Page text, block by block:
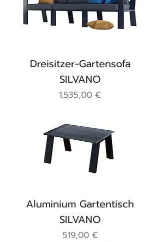
Dreisitzer-Gartensofa
SILVANO
Preis
1.535,00 €
Aluminium Gartentisch
SILVANO
Preis
519,00 €